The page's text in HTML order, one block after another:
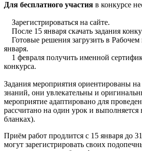
Для бесплатного участия в конкурсе
Зарегистрироваться на сайте.
После 15 января скачать задания
Готовые решения загрузить в Рабочем
января.
1 февраля получить именной
конкурса.
Задания мероприятия ориентированы
знаний, они увлекательны и
мероприятие адаптировано для
рассчитано на один урок и выполняется
бланках).
Приём работ продлится с 15 января до
могут зарегистрировать своих